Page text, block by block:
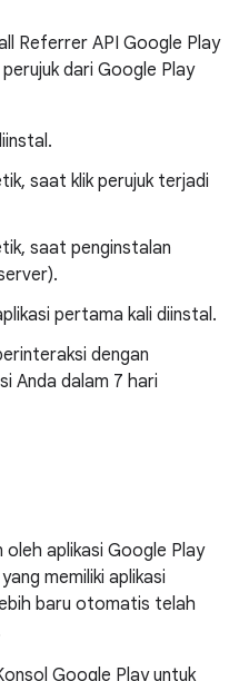
Referrer API Google Play
dari Google Play
saat klik perujuk terjadi
saat penginstalan
pertama kali diinstal.
dengan
Anda dalam 7 hari
aplikasi Google Play
memiliki aplikasi
baru otomatis telah
Google Play untuk